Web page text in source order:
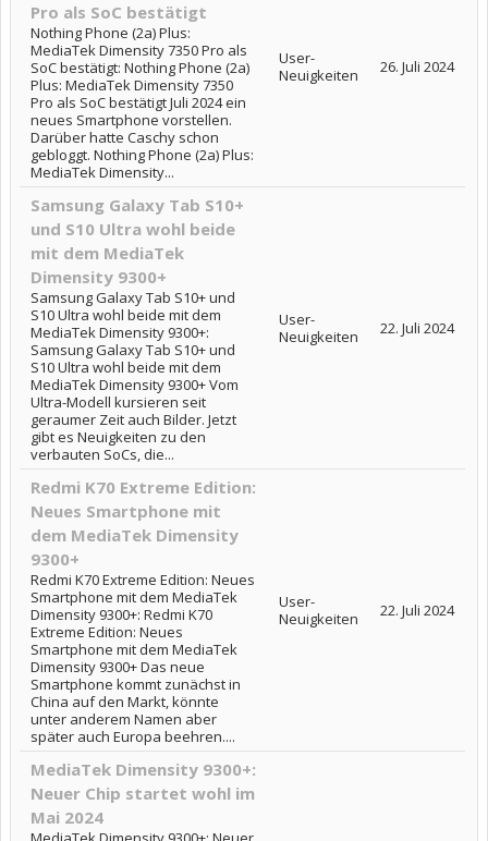
Pro als SoC bestätigt
Nothing Phone (2a) Plus:
MediaTek Dimensity 7350 Pro als
SoC bestätigt: Nothing Phone (2a)
Plus: MediaTek Dimensity 7350
Pro als SoC bestätigt Juli 2024 ein
neues Smartphone vorstellen.
Darüber hatte Caschy schon
gebloggt. Nothing Phone (2a) Plus:
MediaTek Dimensity...
User-
Neuigkeiten
26. Juli 2024
Samsung Galaxy Tab S10+
und S10 Ultra wohl beide
mit dem MediaTek
Dimensity 9300+
Samsung Galaxy Tab S10+ und
S10 Ultra wohl beide mit dem
MediaTek Dimensity 9300+:
Samsung Galaxy Tab S10+ und
S10 Ultra wohl beide mit dem
MediaTek Dimensity 9300+ Vom
Ultra-Modell kursieren seit
geraumer Zeit auch Bilder. Jetzt
gibt es Neuigkeiten zu den
verbauten SoCs, die...
User-
Neuigkeiten
22. Juli 2024
Redmi K70 Extreme Edition:
Neues Smartphone mit
dem MediaTek Dimensity
9300+
Redmi K70 Extreme Edition: Neues
Smartphone mit dem MediaTek
Dimensity 9300+: Redmi K70
Extreme Edition: Neues
Smartphone mit dem MediaTek
Dimensity 9300+ Das neue
Smartphone kommt zunächst in
China auf den Markt, könnte
unter anderem Namen aber
später auch Europa beehren....
User-
Neuigkeiten
22. Juli 2024
MediaTek Dimensity 9300+:
Neuer Chip startet wohl im
Mai 2024